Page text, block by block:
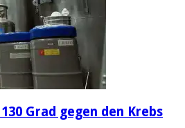
Grad gegen den Krebs